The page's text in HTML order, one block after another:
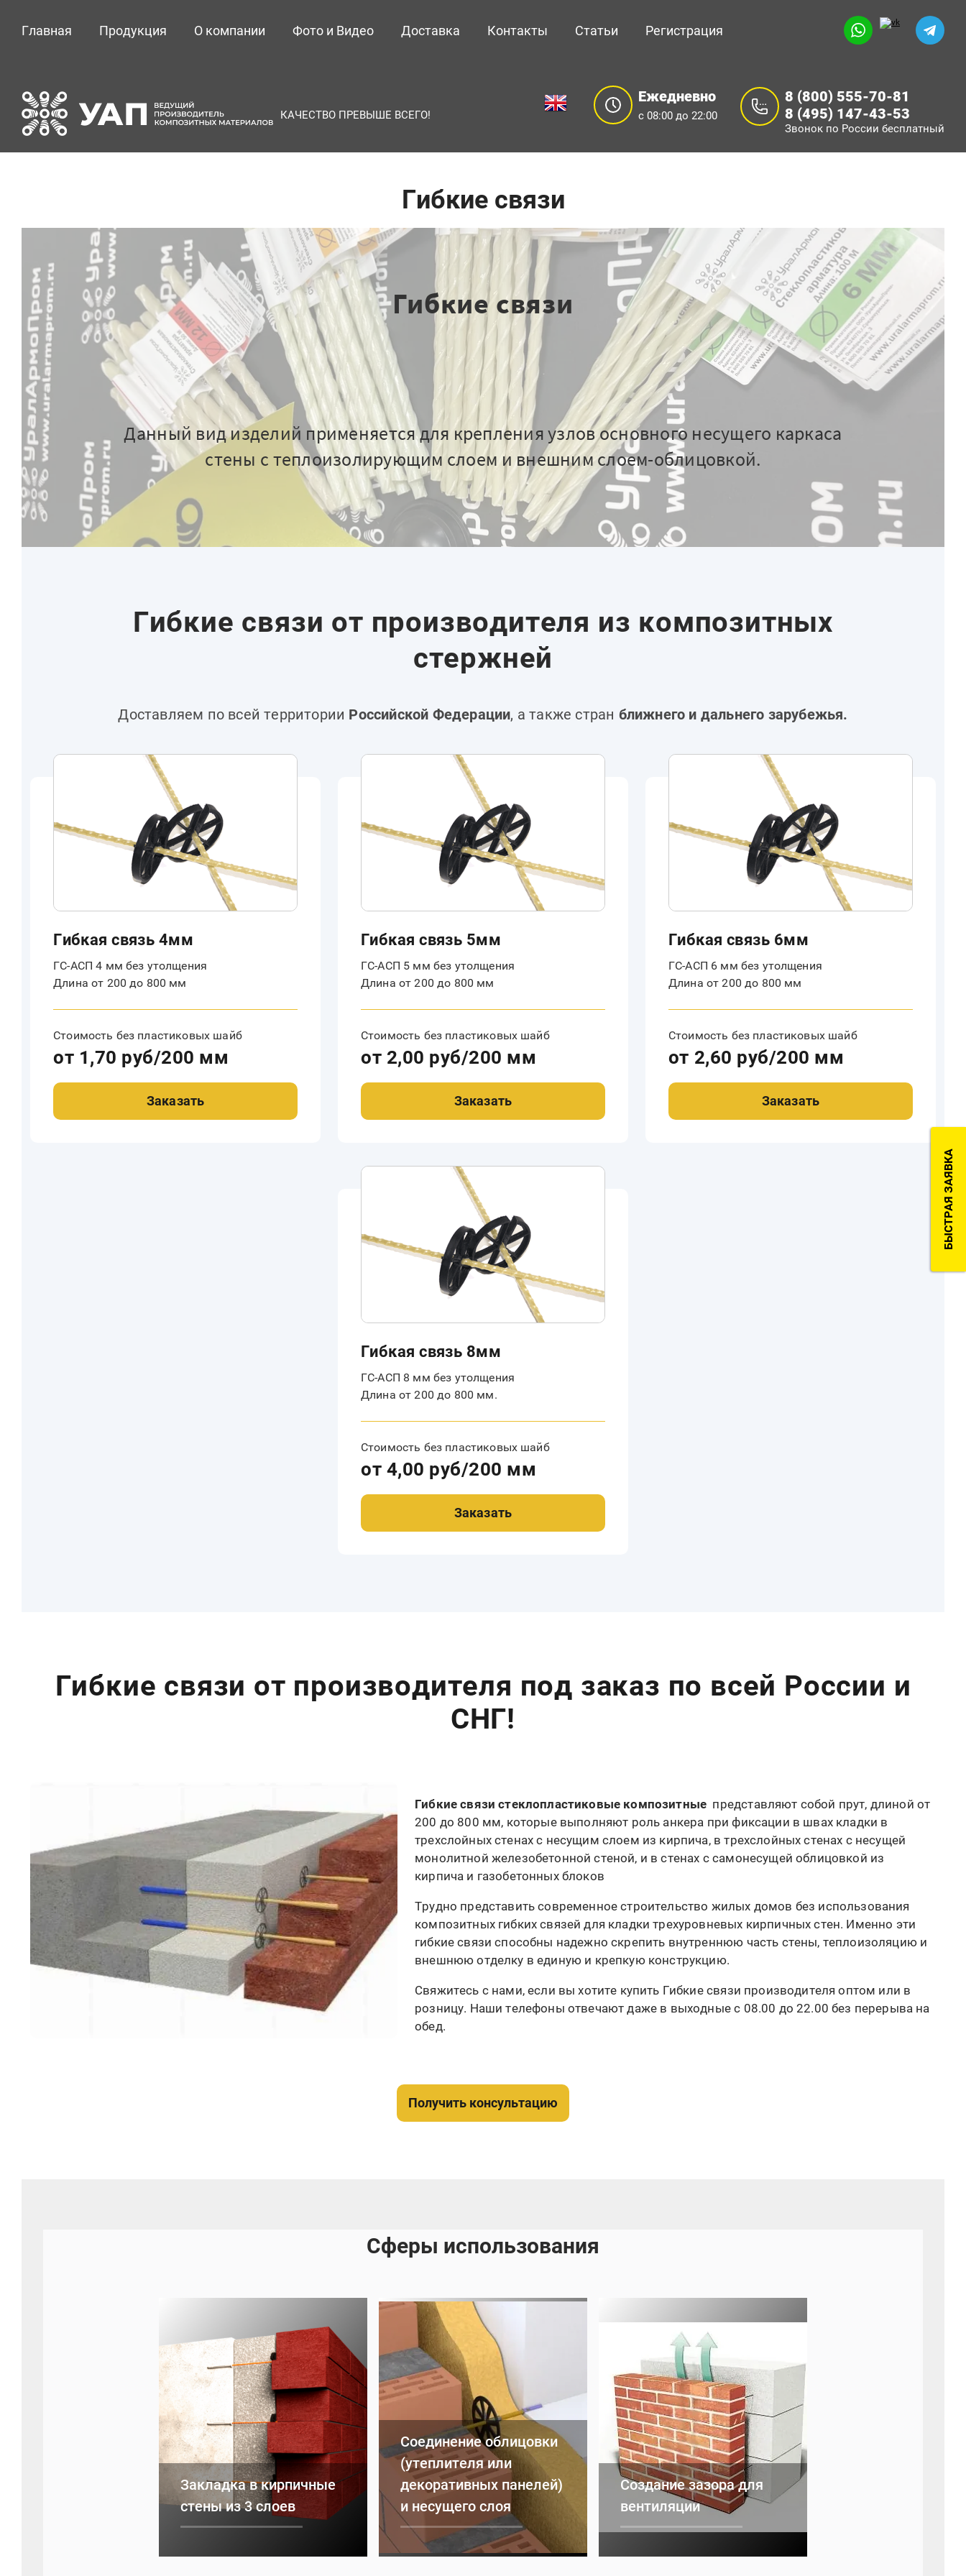
БЫСТРАЯ ЗАЯВКА
Главная Продукция О компании Фото и Видео Доставка Контакты Статьи Регистрация
КАЧЕСТВО ПРЕВЫШЕ ВСЕГО!
Ежедневно
с 08:00 до 22:00
8 (800) 555-70-81
8 (495) 147-43-53
Звонок по России бесплатный
Гибкие связи
Гибкие связи
Данный вид изделий применяется для крепления узлов основного несущего каркаса
стены с теплоизолирующим слоем и внешним слоем-облицовкой.
Гибкие связи от производителя из композитных
стержней
Доставляем по всей территории Российской Федерации, а также стран ближнего и дальнего зарубежья.
Гибкая связь 4мм
ГС-АСП 4 мм без утолщения
Длина от 200 до 800 мм
Стоимость без пластиковых шайб
от 1,70 руб/200 мм
Заказать
Гибкая связь 5мм
ГС-АСП 5 мм без утолщения
Длина от 200 до 800 мм
Стоимость без пластиковых шайб
от 2,00 руб/200 мм
Заказать
Гибкая связь 6мм
ГС-АСП 6 мм без утолщения
Длина от 200 до 800 мм
Стоимость без пластиковых шайб
от 2,60 руб/200 мм
Заказать
Гибкая связь 8мм
ГС-АСП 8 мм без утолщения
Длина от 200 до 800 мм.
Стоимость без пластиковых шайб
от 4,00 руб/200 мм
Заказать
Гибкие связи от производителя под заказ по всей России и
СНГ!
Гибкие связи стеклопластиковые композитные представляют собой прут, длиной от
200 до 800 мм, которые выполняют роль анкера при фиксации в швах кладки в
трехслойных стенах с несущим слоем из кирпича, в трехслойных стенах с несущей
монолитной железобетонной стеной, и в стенах с самонесущей облицовкой из
кирпича и газобетонных блоков
Трудно представить современное строительство жилых домов без использования
композитных гибких связей для кладки трехуровневых кирпичных стен. Именно эти
гибкие связи способны надежно скрепить внутреннюю часть стены, теплоизоляцию и
внешнюю отделку в единую и крепкую конструкцию.
Свяжитесь с нами, если вы хотите купить Гибкие связи производителя оптом или в
розницу. Наши телефоны отвечают даже в выходные с 08.00 до 22.00 без перерыва на
обед.
Получить консультацию
Сферы использования
Закладка в кирпичные
стены из 3 слоев
Соединение облицовки
(утеплителя или
декоративных панелей)
и несущего слоя
Создание зазора для
вентиляции